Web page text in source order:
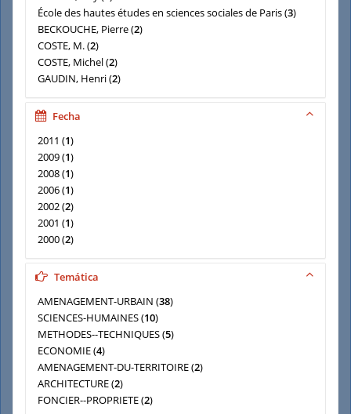
École des hautes études en sciences sociales de Paris(3)
BECKOUCHE, Pierre(2)
COSTE, M.(2)
COSTE, Michel(2)
GAUDIN, Henri(2)
Université de Bordeaux I. Conférence permanente sur
Fecha
2011 (1)
2009(1)
2008(1)
2006(1)
2002(2)
2001 (1)
2000(2)
1997(1)
Temática
AMENAGEMENT-URBAIN (38)
SCIENCES-HUMAINES(10)
METHODES--TECHNIQUES(5)
ECONOMIE(4)
AMENAGEMENT-DU-TERRITOIRE(2)
ARCHITECTURE(2)
FONCIER--PROPRIETE(2)